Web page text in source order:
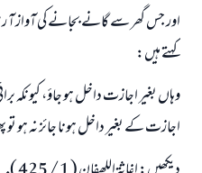
اور جس گھر سے گانے بجانے كى آواز آ
كہتے ہيں:
وہاں بغير اجازت داخل ہو جاؤ، كيونكہ
اجازت كے بغير داخل ہونا جائز نہ ہو